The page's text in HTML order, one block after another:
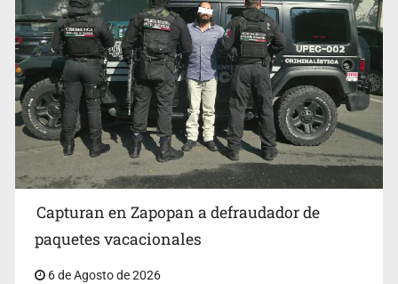
Fallece monseñor Carlos Garfias Merlos, arzobispo
emérito de Morelia
Capturan en Zapopan a defraudador de
paquetes vacacionales
6 de Agosto de 2026